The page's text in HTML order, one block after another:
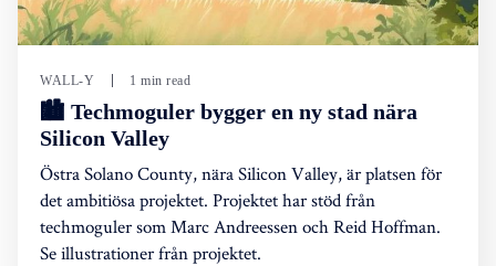
WALL-Y 1 min read
🏙️ Techmoguler bygger en ny stad nära
Silicon Valley
Östra Solano County, nära Silicon Valley, är platsen för
det ambitiösa projektet. Projektet har stöd från
techmoguler som Marc Andreessen och Reid Hoffman.
Se illustrationer från projektet.